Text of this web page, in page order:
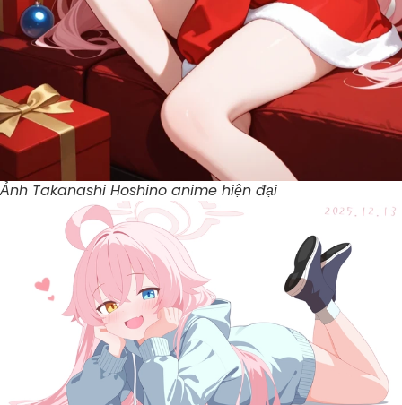
Ảnh Takanashi Hoshino anime hiện đại